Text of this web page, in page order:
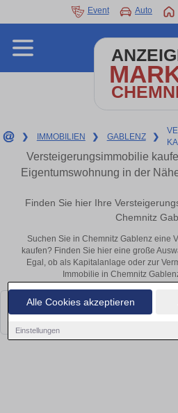
Alle Cookies akzeptieren
Einstellungen
Event Auto
❯ IMMOBILIEN ❯ GABLENZ ❯
Versteigerungsimmobilie
Eigentumswohnung in der
Finden Sie hier Ihre
Chemnitz
Suchen Sie in Chemnitz Gablenz eine
kaufen? Finden Sie hier eine große
Egal, ob als Kapitalanlage oder zur
Immobilie in Chemnitz
Leider konnten wir derzeit keine